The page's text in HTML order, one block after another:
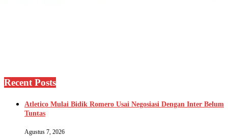
Recent Posts
Atletico Mulai Bidik Romero Usai Negosiasi Dengan Inter Belum
Tuntas
Agustus 7, 2026